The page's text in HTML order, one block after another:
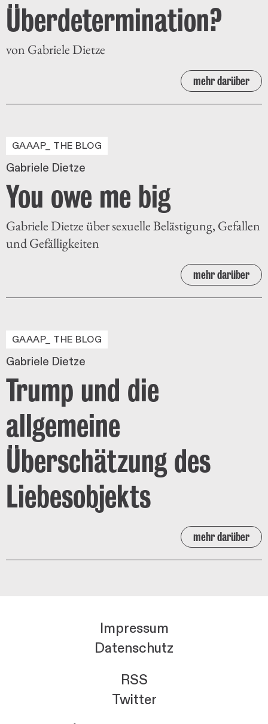
Überdetermination?
von Gabriele Dietze
mehr darüber
GAAAP_ THE BLOG
Gabriele Dietze
You owe me big
Gabriele Dietze über sexuelle Belästigung, Gefallen
und Gefälligkeiten
mehr darüber
GAAAP_ THE BLOG
Gabriele Dietze
Trump und die
allgemeine
Überschätzung des
Liebesobjekts
mehr darüber
Impressum
Datenschutz
RSS
Twitter